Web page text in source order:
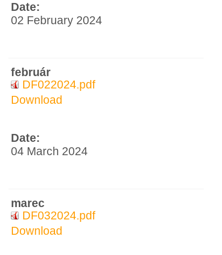
Date:
02 February 2024
február
DF022024.pdf
Download
Date:
04 March 2024
marec
DF032024.pdf
Download